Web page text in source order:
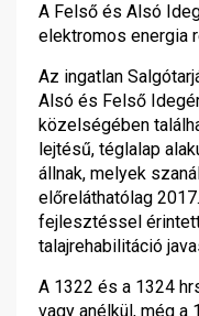
A Felső és Alsó
elektromos energia
Az ingatlan
Alsó és Felső
közelségében
lejtésű, téglalap
állnak, melyek
előreláthatólag
fejlesztéssel
talajrehabilitáció
A 1322 és a 1324
vagy anélkül, még a